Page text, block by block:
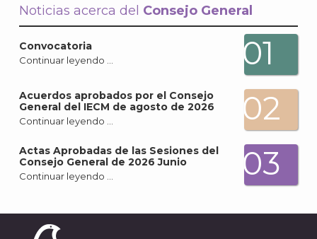
Noticias acerca del Consejo General
Convocatoria
Continuar leyendo … 01
Acuerdos aprobados por el Consejo
General del IECM de agosto de 2026
Continuar leyendo … 02
Actas Aprobadas de las Sesiones del
Consejo General de 2026 Junio
Continuar leyendo … 03